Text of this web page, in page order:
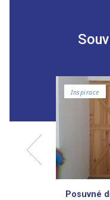
Inspirace
Posuvné